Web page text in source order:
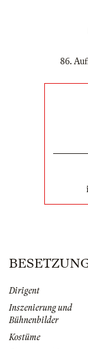
86.
Dirigent
Inszenierung und
Bühnenbilder
Kostüme